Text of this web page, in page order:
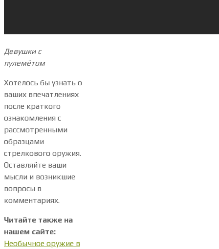
Девушки с
пулемётом
Хотелось бы узнать о
ваших впечатлениях
после краткого
ознакомления с
рассмотренными
образцами
стрелкового оружия.
Оставляйте ваши
мысли и возникшие
вопросы в
комментариях.
Читайте также на
нашем сайте:
Необычное оружие в